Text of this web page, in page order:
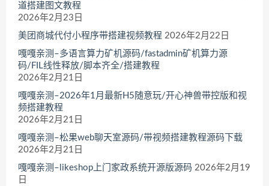
道搭建图文教程
2026年2月23日
美团商城代付小程序带搭建视频教程 2026年2月22日
嘎嘎亲测–多语言算力矿机源码/fastadmin矿机算力源
码/FIL线性释放/脚本齐全/搭建教程
2026年2月21日
嘎嘎亲测–2026年1月最新H5随意玩/开心神兽带控版和视
频搭建教程
2026年2月21日
嘎嘎亲测–松果web聊天室源码/带视频搭建教程源码下载
2026年2月21日
嘎嘎亲测–likeshop上门家政系统开源版源码 2026年2月19
日